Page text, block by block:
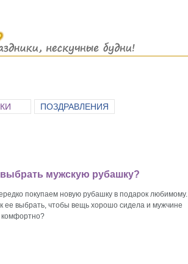
ПОЗДРАВЛЕНИЯ
выбрать мужскую рубашку?
покупаем новую рубашку в подарок любимому.
ее выбрать, чтобы вещь хорошо сидела и мужчине